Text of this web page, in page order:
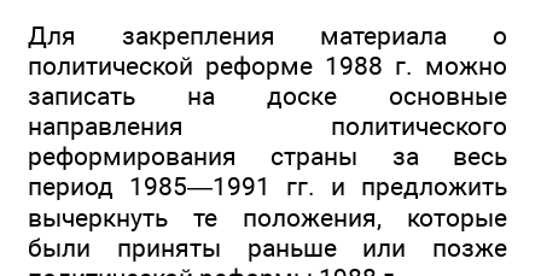
Для закрепления материала о
политической реформе 1988 г. можно
записать на доске основные
направления политического
реформирования страны за весь
период 1985—1991 гг. и предложить
вычеркнуть те положения, которые
были приняты раньше или позже